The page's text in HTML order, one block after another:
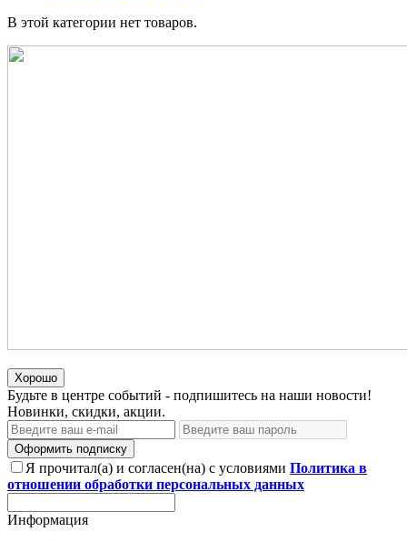
В этой категории нет товаров.
Хорошо
Будьте в центре событий - подпишитесь на наши новости!
Новинки, скидки, акции.
Оформить подписку
Я прочитал(а) и согласен(на) с условиями Политика в
отношении обработки персональных данных
Информация